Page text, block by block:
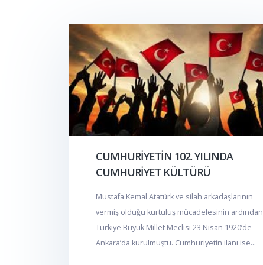
CUMHURİYETİN 102. YILINDA
CUMHURİYET KÜLTÜRÜ
Mustafa Kemal Atatürk ve silah arkadaşlarının
vermiş olduğu kurtuluş mücadelesinin ardından
Türkiye Büyük Millet Meclisi 23 Nisan 1920’de
Ankara’da kurulmuştu. Cumhuriyetin ilanı ise...